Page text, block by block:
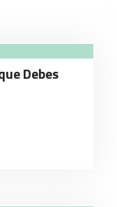
Debes